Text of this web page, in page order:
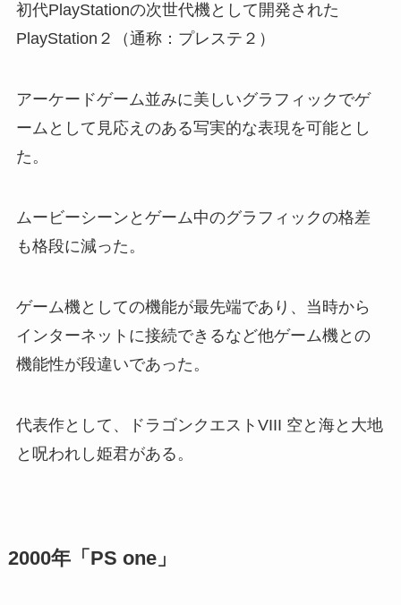
初代PlayStationの次世代機として開発された
PlayStation２（通称：プレステ２）
アーケードゲーム並みに美しいグラフィックでゲ
ームとして見応えのある写実的な表現を可能とし
た。
ムービーシーンとゲーム中のグラフィックの格差
も格段に減った。
ゲーム機としての機能が最先端であり、当時から
インターネットに接続できるなど他ゲーム機との
機能性が段違いであった。
代表作として、ドラゴンクエストVIII 空と海と大地
と呪われし姫君がある。
2000年「PS one」